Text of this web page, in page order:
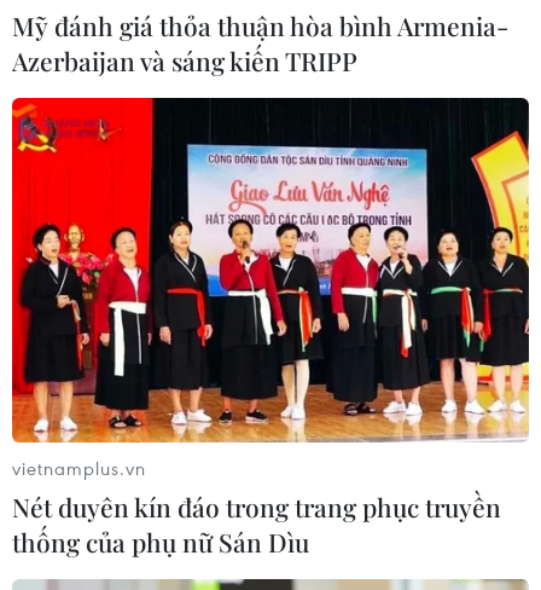
Mỹ đánh giá thỏa thuận hòa bình Armenia-
Azerbaijan và sáng kiến TRIPP
vietnamplus.vn
Nét duyên kín đáo trong trang phục truyền
thống của phụ nữ Sán Dìu